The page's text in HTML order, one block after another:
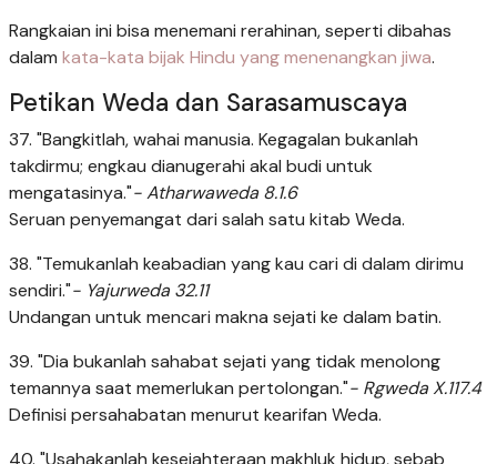
Rangkaian ini bisa menemani rerahinan, seperti dibahas
dalam kata-kata bijak Hindu yang menenangkan jiwa.
Petikan Weda dan Sarasamuscaya
37. "Bangkitlah, wahai manusia. Kegagalan bukanlah
takdirmu; engkau dianugerahi akal budi untuk
mengatasinya."- Atharwaweda 8.1.6
Seruan penyemangat dari salah satu kitab Weda.
38. "Temukanlah keabadian yang kau cari di dalam dirimu
sendiri."- Yajurweda 32.11
Undangan untuk mencari makna sejati ke dalam batin.
39. "Dia bukanlah sahabat sejati yang tidak menolong
temannya saat memerlukan pertolongan."- Rgweda X.117.4
Definisi persahabatan menurut kearifan Weda.
40. "Usahakanlah kesejahteraan makhluk hidup, sebab